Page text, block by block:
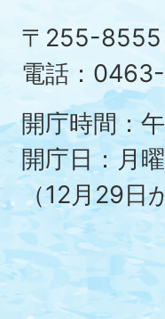
〒255-
電話：
開庁時間：
開庁日：月
（12月29日